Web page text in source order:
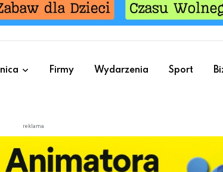
Firmy Wydarzenia Sport
reklama